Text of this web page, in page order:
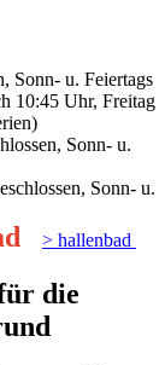
Sonn- u. Feiertags
10:45 Uhr, Freitag
Sonn- u.
Sonn- u.
> hallenbad
die